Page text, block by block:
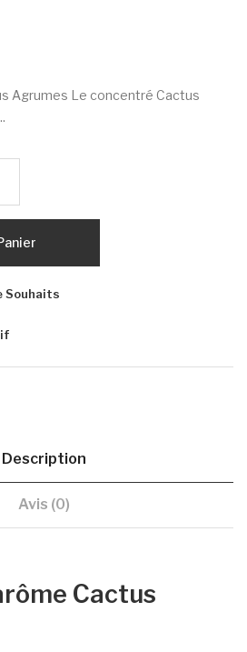
Agrumes Le concentré Cactus
Souhaits
Description
Avis (0)
Cactus